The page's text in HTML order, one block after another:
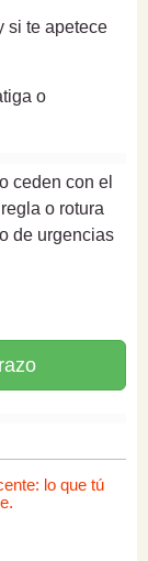
si te apetece
o
ceden con el
o rotura
de urgencias
lo que tú